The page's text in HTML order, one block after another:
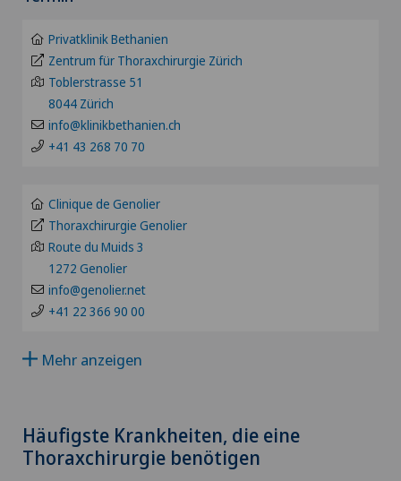
Akromioplastik
Akupunktur
Akutgeriatrie
Allergologie und Immunologie
Allgemeine Chirurgie
Allgemeine Innere Medizin
Alter G
Anästhesiologie
Clinique Générale Ste-Anne
Hôpital de Moutier
Internationale Patienten
Privatklinik Belair
Privatklinik Bethanien
Privatklinik Lindberg
Privatklinik Siloah
BE
LU
AG
SH
BS
GE
TI
Privatklinik Bethanien
Zentrum für Thoraxchirurgie Zürich
Toblerstrasse 51
8044 Zürich
info@klinikbethanien.ch
+41 43 268 70 70
Clinique de Genolier
Thoraxchirurgie Genolier
Route du Muids 3
1272 Genolier
info@genolier.net
+41 22 366 90 00
Mehr anzeigen
Häufigste Krankheiten, die eine
Thoraxchirurgie benötigen